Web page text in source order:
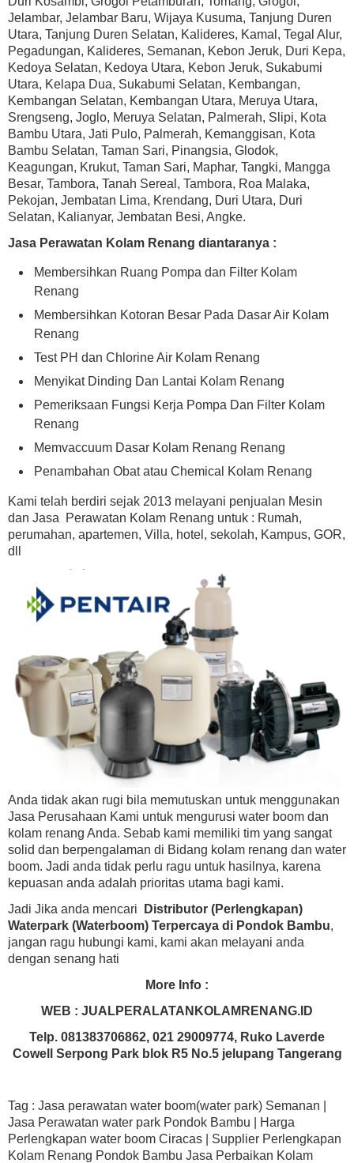
Jelambar, Jelambar Baru, Wijaya Kusuma, Tanjung Duren
Utara, Tanjung Duren Selatan, Kalideres, Kamal, Tegal Alur,
Pegadungan, Kalideres, Semanan, Kebon Jeruk, Duri Kepa,
Kedoya Selatan, Kedoya Utara, Kebon Jeruk, Sukabumi
Utara, Kelapa Dua, Sukabumi Selatan, Kembangan,
Kembangan Selatan, Kembangan Utara, Meruya Utara,
Srengseng, Joglo, Meruya Selatan, Palmerah, Slipi, Kota
Bambu Utara, Jati Pulo, Palmerah, Kemanggisan, Kota
Bambu Selatan, Taman Sari, Pinangsia, Glodok,
Keagungan, Krukut, Taman Sari, Maphar, Tangki, Mangga
Besar, Tambora, Tanah Sereal, Tambora, Roa Malaka,
Pekojan, Jembatan Lima, Krendang, Duri Utara, Duri
Selatan, Kalianyar, Jembatan Besi, Angke.
Jasa Perawatan Kolam Renang diantaranya :
Membersihkan Ruang Pompa dan Filter Kolam
Renang
Membersihkan Kotoran Besar Pada Dasar Air Kolam
Renang
Test PH dan Chlorine Air Kolam Renang
Menyikat Dinding Dan Lantai Kolam Renang
Pemeriksaan Fungsi Kerja Pompa Dan Filter Kolam
Renang
Memvaccuum Dasar Kolam Renang Renang
Penambahan Obat atau Chemical Kolam Renang
Kami telah berdiri sejak 2013 melayani penjualan Mesin
dan Jasa Perawatan Kolam Renang untuk : Rumah,
perumahan, apartemen, Villa, hotel, sekolah, Kampus, GOR,
dll
Anda tidak akan rugi bila memutuskan untuk menggunakan
Jasa Perusahaan Kami untuk mengurusi water boom dan
kolam renang Anda. Sebab kami memiliki tim yang sangat
solid dan berpengalaman di Bidang kolam renang dan water
boom. Jadi anda tidak perlu ragu untuk hasilnya, karena
kepuasan anda adalah prioritas utama bagi kami.
Jadi Jika anda mencari
Distributor (Perlengkapan)
Waterpark (Waterboom) Terpercaya di Pondok Bambu,
jangan ragu hubungi kami, kami akan melayani anda
dengan senang hati
More Info :
WEB : JUALPERALATANKOLAMRENANG.ID
Telp. 081383706862, 021 29009774, Ruko Laverde
Cowell Serpong Park blok R5 No.5 jelupang Tangerang
Tag : Jasa perawatan water boom(water park) Semanan |
Jasa Perawatan water park Pondok Bambu | Harga
Perlengkapan water boom Ciracas | Supplier Perlengkapan
Kolam Renang Pondok Bambu Jasa Perbaikan Kolam